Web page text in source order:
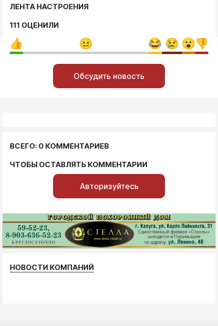
ЛЕНТА НАСТРОЕНИЯ
111 ОЦЕНИЛИ
Обсудить новость
ВСЕГО: 0 КОММЕНТАРИЕВ
ЧТОБЫ ОСТАВЛЯТЬ КОММЕНТАРИИ
Авторизуйтесь
НОВОСТИ КОМПАНИЙ